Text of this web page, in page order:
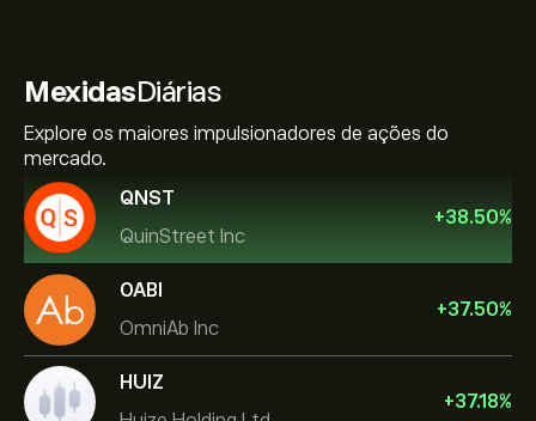
MexidasDiárias
Explore os maiores impulsionadores de ações do
mercado.
QNST
QuinStreet Inc
+38.50%
OABI
OmniAb Inc
+37.50%
HUIZ
+37.18%